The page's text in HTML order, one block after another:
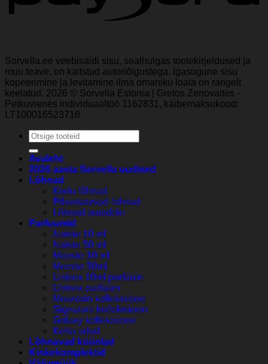
Sorvella.ee veebisaidi sisu, sealhulgas tootekirjeldused ja
muu teave, on kaitstud autoriõigustega. Igasugune sisu
kopeerimine ja levitamine ilma omaniku loata on rangelt
keelatud. 2026 © Sorvella Estonia | Gretos Zenovaitės -
Petkuvienės individuaaltöö 1162831, käibemaksukood:
LT100016523718
Otsi:
Avaleht
2026 aasta Sorvella uudised
Lõhnad
Kodu lõhnad
Pihustatavad-lohnad
Lõhnad autodele
Parfuumid
Naiste 10 ml
Naiste 50 ml
Meeste 10 ml
Meeste 50ml
Unisex 10ml parfüüm
Unisex parfüüm
Mountain kollektsioon
Signature kollektsioon
Galaxy kollektsioon
Keha udud
Lõhnavad küünlad
Kinkekomplektid